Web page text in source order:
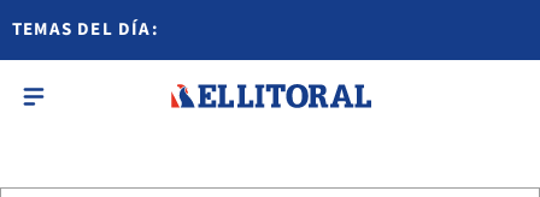
TEMAS DEL DÍA: